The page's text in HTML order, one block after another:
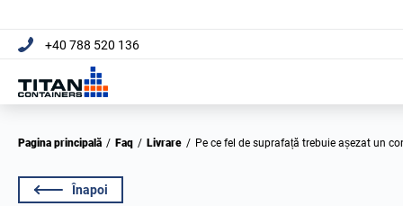
+40 788 520 136
Pagina principală / Faq / Livrare / Pe ce fel de suprafață trebuie așezat un
Înapoi